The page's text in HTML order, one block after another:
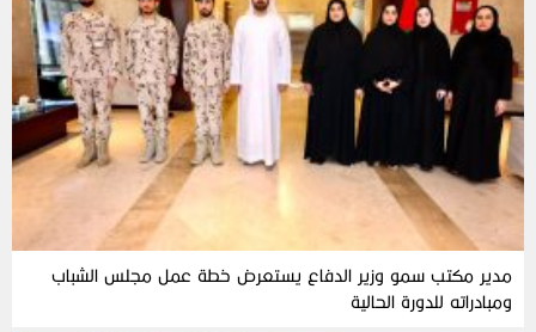
مدير مكتب سمو وزير الدفاع يستعرض خطة عمل مجلس الشباب
ومبادراته للدورة الحالية